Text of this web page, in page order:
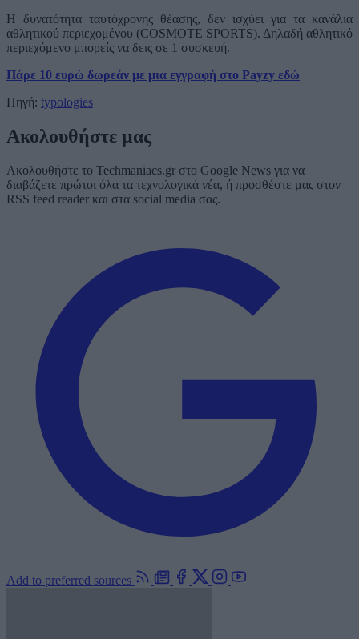
Η δυνατότητα ταυτόχρονης θέασης, δεν ισχύει για τα κανάλια
αθλητικού περιεχομένου (COSMOTE SPORTS). Δηλαδή αθλητικό
περιεχόμενο μπορείς να δεις σε 1 συσκευή.
Πάρε 10 ευρώ δωρεάν με μια εγγραφή στο Payzy εδώ
Πηγή: typologies
Ακολουθήστε μας
Ακολουθήστε το Techmaniacs.gr στο Google News για να
διαβάζετε πρώτοι όλα τα τεχνολογικά νέα, ή προσθέστε μας στον
RSS feed reader και στα social media σας.
Add to preferred sources